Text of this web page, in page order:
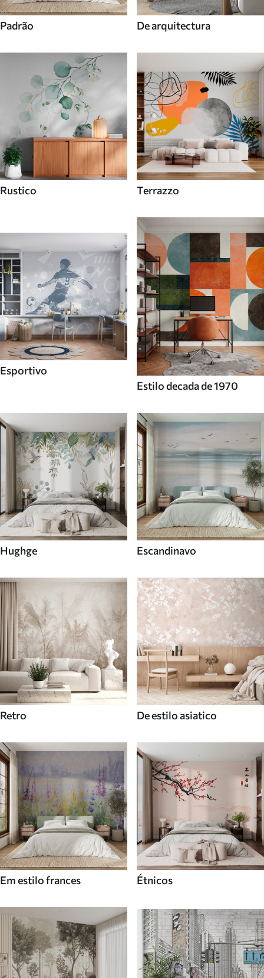
Padrão De arquitectura
Rustico Terrazzo
Esportivo
Estilo decada de 1970
Hughge Escandinavo
Retro De estilo asiatico
Em estilo frances Étnicos